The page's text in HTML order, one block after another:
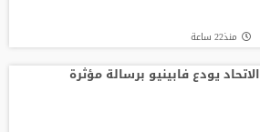
منذ22 ساعة
الاتحاد يودع فابينيو برسالة مؤثرة